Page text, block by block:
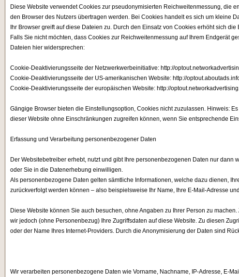
Diese Website verwendet Cookies zur pseudonymisierten Reichweitenmessung, die
den Browser des Nutzers übertragen werden. Bei Cookies handelt es sich um kleine
Ihr Browser greift auf diese Dateien zu. Durch den Einsatz von Cookies erhöht sich
Falls Sie nicht möchten, dass Cookies zur Reichweitenmessung auf Ihrem Endgerät
Dateien hier widersprechen:
Cookie-Deaktivierungsseite der Netzwerkwerbeinitiative: http://
Cookie-Deaktivierungsseite der US-amerikanischen Website: http://
Cookie-Deaktivierungsseite der europäischen Website: http://
Gängige Browser bieten die Einstellungsoption, Cookies nicht zuzulassen. Hinweis:
dieser Website ohne Einschränkungen zugreifen können, wenn Sie entsprechende
Erfassung und Verarbeitung personenbezogener Daten
Der Websitebetreiber erhebt, nutzt und gibt Ihre personenbezogenen Daten nur dann
oder Sie in die Datenerhebung einwilligen.
Als personenbezogene Daten gelten sämtliche Informationen, welche dazu dienen,
zurückverfolgt werden können – also beispielsweise Ihr Name, Ihre E-Mail-Adresse
Diese Website können Sie auch besuchen, ohne Angaben zu Ihrer Person zu
wir jedoch (ohne Personenbezug) Ihre Zugriffsdaten auf diese Website. Zu diesen
oder der Name Ihres Internet-Providers. Durch die Anonymisierung der Daten sind
Wir verarbeiten personenbezogene Daten wie Vorname, Nachname, IP-Adresse, E-